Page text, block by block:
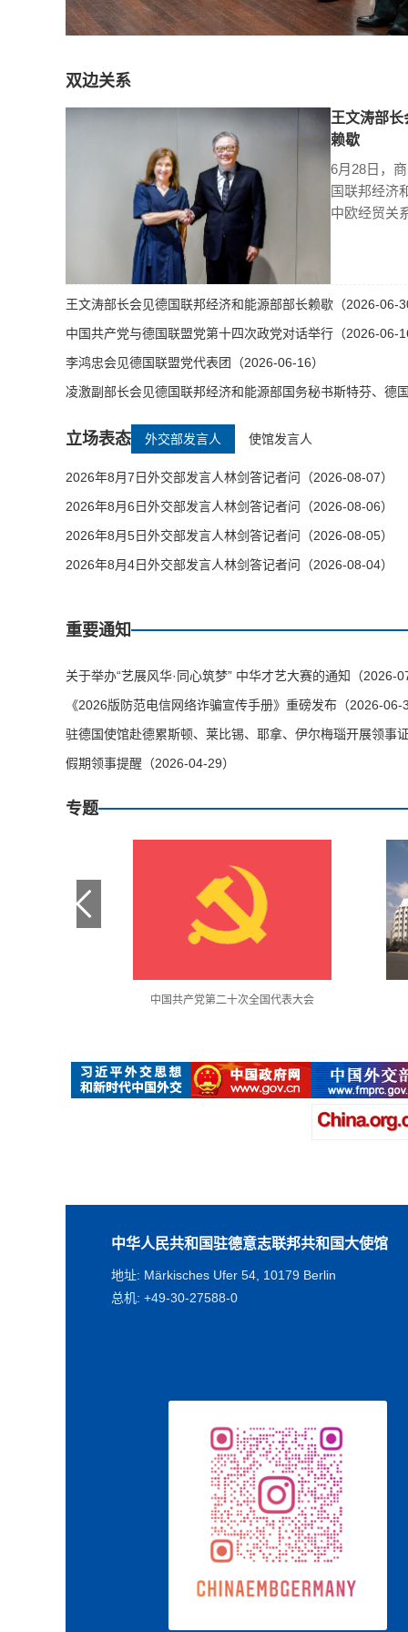
双边关系
王文涛部
赖歇
6月28日，
国联邦经济
中欧经贸关
王文涛部长会见德国联邦经济和能源部部长赖歇（2026-06-
中国共产党与德国联盟党第十四次政党对话举行（2026-06-
李鸿忠会见德国联盟党代表团（2026-06-16）
凌激副部长会见德国联邦经济和能源部国务秘书斯特芬、德
立场表态 外交部发言人 使馆发言人
2026年8月7日外交部发言人林剑答记者问（2026-08-07）
2026年8月6日外交部发言人林剑答记者问（2026-08-06）
2026年8月5日外交部发言人林剑答记者问（2026-08-05）
2026年8月4日外交部发言人林剑答记者问（2026-08-04）
重要通知
关于举办“艺展风华·同心筑梦” 中华才艺大赛的通知（2026-
《2026版防范电信网络诈骗宣传手册》重磅发布（2026-06-
驻德国使馆赴德累斯顿、莱比锡、耶拿、伊尔梅瑙开展领事
假期领事提醒（2026-04-29）
专题
中国共产党第二十次全国代表大会
中华人民共和国驻德意志联邦共和国大使馆
地址: Märkisches Ufer 54, 10179 Berlin
总机: +49-30-27588-0